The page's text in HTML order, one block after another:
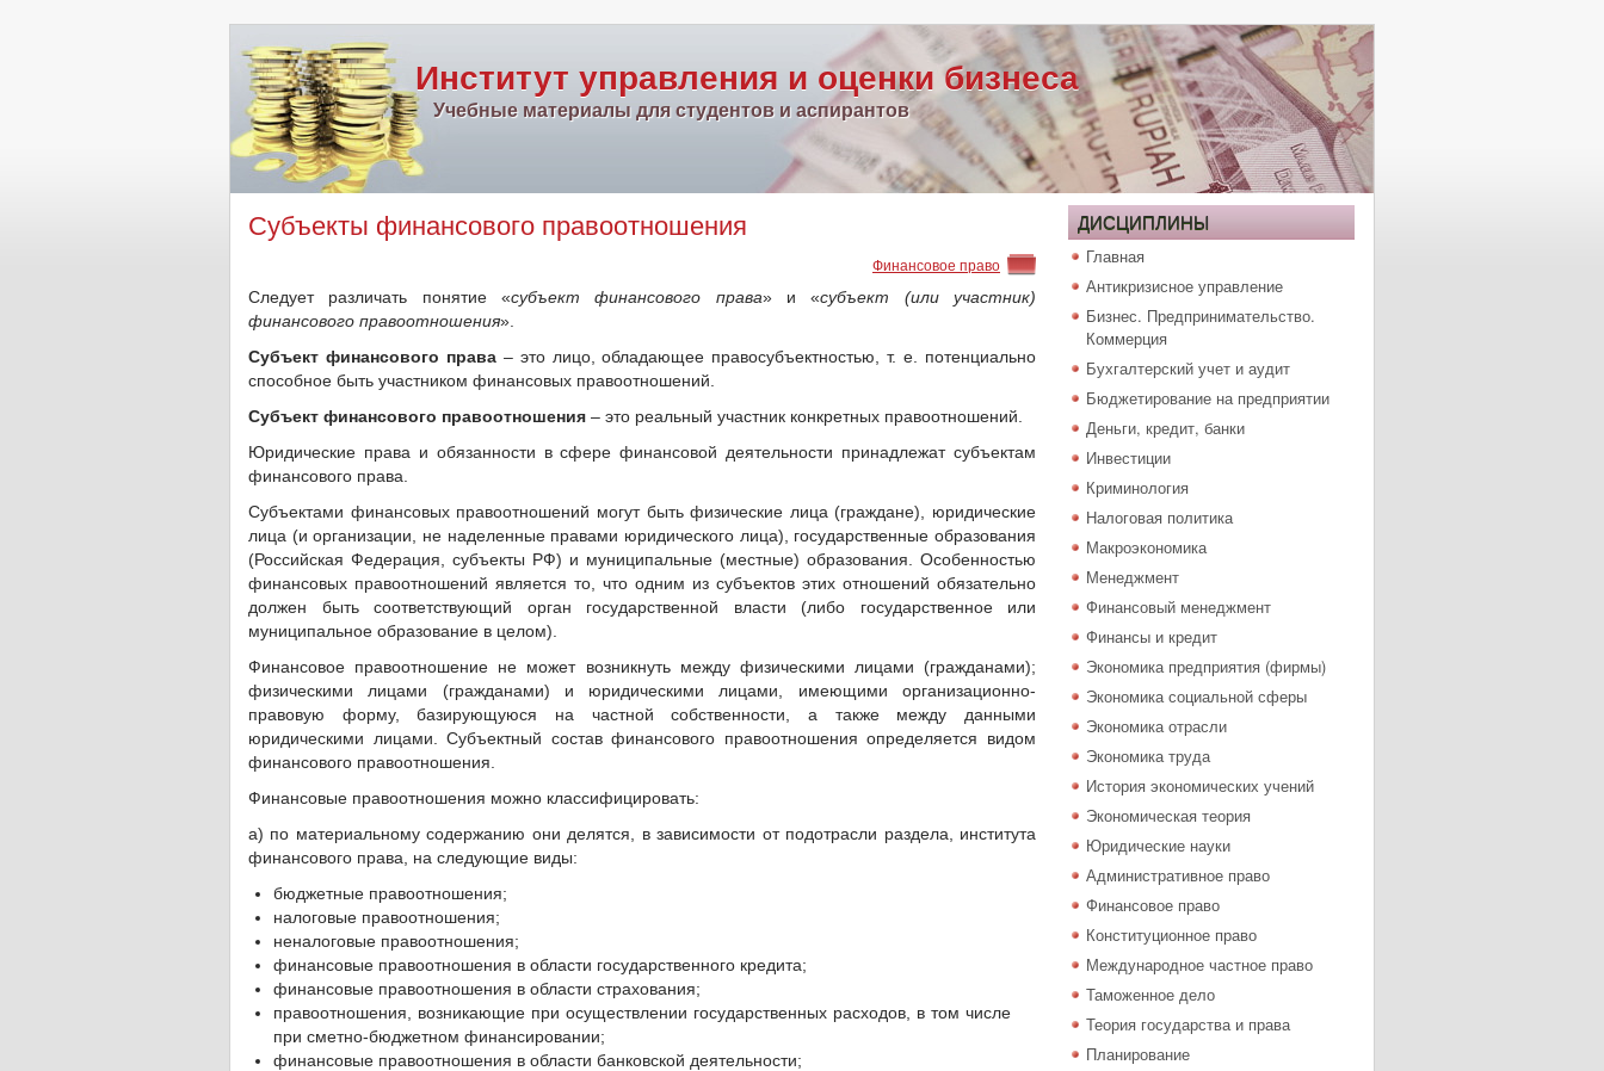
Институт управления и оценки бизнеса
Учебные материалы для студентов и аспирантов
Субъекты финансового правоотношения
Финансовое право
Следует различать понятие «субъект финансового права» и «субъект (или участник)
финансового правоотношения».
Субъект финансового права– это лицо, обладающее правосубъектностью, т. е. потенциально
способное быть участником финансовых правоотношений.
Субъект финансового правоотношения – это реальный участник конкретных правоотношений.
Юридические права и обязанности в сфере финансовой деятельности принадлежат субъектам
финансового права.
Субъектами финансовых правоотношений могут быть физические лица (граждане), юридические
лица (и организации, не наделенные правами юридического лица), государственные образования
(Российская Федерация, субъекты РФ) и муниципальные (местные) образования. Особенностью
финансовых правоотношений является то, что одним из субъектов этих отношений обязательно
должен быть соответствующий орган государственной власти (либо государственное или
муниципальное образование в целом).
Финансовое правоотношение не может возникнуть между физическими лицами (гражданами);
физическими лицами (гражданами) и юридическими лицами, имеющими организационно-
правовую форму, базирующуюся на частной собственности, а также между данными
юридическими лицами. Субъектный состав финансового правоотношения определяется видом
финансового правоотношения.
Финансовые правоотношения можно классифицировать:
а) по материальному содержанию они делятся, в зависимости от подотрасли раздела, института
финансового права, на следующие виды:
бюджетные правоотношения;
налоговые правоотношения;
неналоговые правоотношения;
финансовые правоотношения в области государственного кредита;
финансовые правоотношения в области страхования;
правоотношения, возникающие при осуществлении государственных расходов, в том числе
при сметно-бюджетном финансировании;
финансовые правоотношения в области банковской деятельности;
ДИСЦИПЛИНЫ
Главная
Антикризисное управление
Бизнес. Предпринимательство.
Коммерция
Бухгалтерский учет и аудит
Бюджетирование на предприятии
Деньги, кредит, банки
Инвестиции
Криминология
Налоговая политика
Макроэкономика
Менеджмент
Финансовый менеджмент
Финансы и кредит
Экономика предприятия (фирмы)
Экономика социальной сферы
Экономика отрасли
Экономика труда
История экономических учений
Экономическая теория
Юридические науки
Административное право
Финансовое право
Конституционное право
Международное частное право
Таможенное дело
Теория государства и права
Планирование